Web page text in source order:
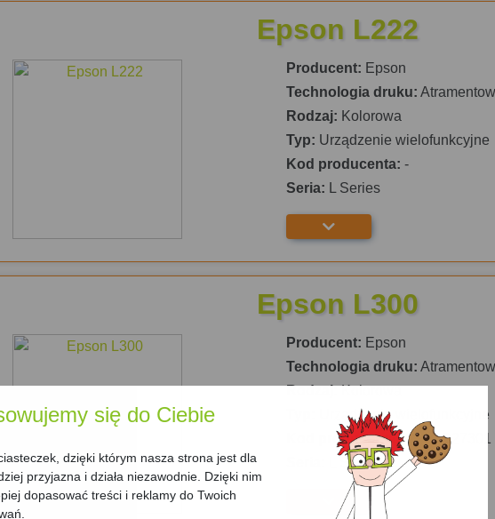
się do Ciebie
dzięki którym nasza strona jest dla
przyjazna i działa niezawodnie. Dzięki nim
dopasować treści i reklamy do Twoich
Epson L222
Producent: Epson
Technologia druku:
Rodzaj: Kolorowa
Typ: Urządzenie wielofunkcyjne
Kod producenta: -
Seria: L Series
Epson L300
Producent: Epson
Technologia druku:
Rodzaj:Kolorowa
Urządzenie wielofunkcyjne
Kod producenta:C11CC27301
L Series